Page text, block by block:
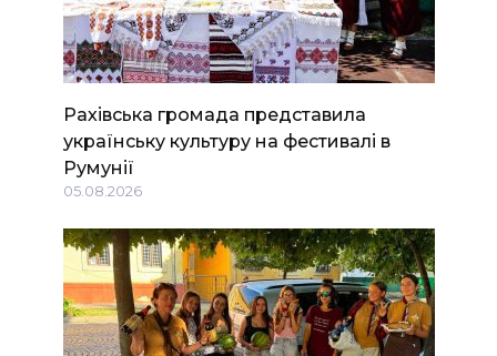
Рахівська громада представила
українську культуру на фестивалі в
Румунії
05.08.2026